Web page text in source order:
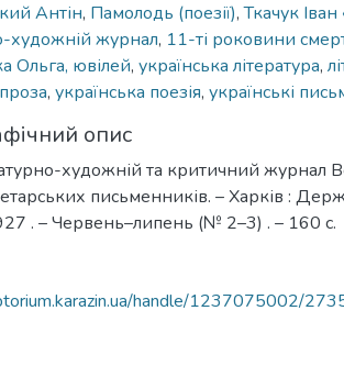
Антін, Памолодь (поезії),Ткачук
художній журнал, 11-ті роковини
Ольга, ювілей, українська література,
, українська поезія, українські
опис
художній та критичний журнал
письменників. – Харків :
. – Червень–липень (№ 2–3) . – 160 с.
handle/1237075002/